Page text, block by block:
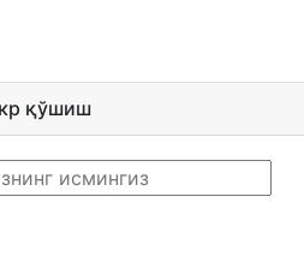
қўшиш